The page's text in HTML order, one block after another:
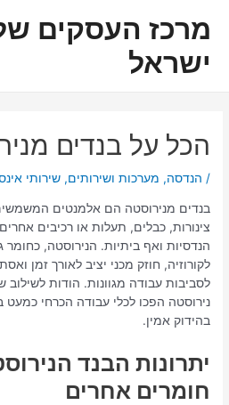
לתוכןמרכז העסקים
ישראל
הכל על בנדים
/ הנדסה, מערכות ושירותים,שירותי
בנדים מנירוסטה הם אלמנטים המשמשים
צינורות, כבלים, תעלות או רכיבים
הנדסיות ואף ביתיות. הנירוסטה,
לקורוזיה, חוזק מכני יציב לאורך זמן
לסביבות עבודה מגוונות. הודות לשילוב
נירוסטה הפכו לכלי עבודה הכרחי כמעט
בהידוק אמין.
יתרונות הבנד
חומרים אחרים